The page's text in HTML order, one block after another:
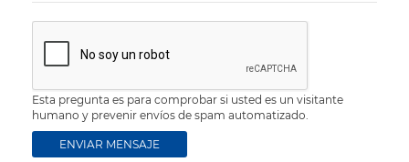
Esta pregunta es para comprobar si usted es un visitante
humano y prevenir envíos de spam automatizado.